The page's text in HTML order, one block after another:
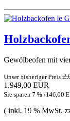
Gewölbeofen mit
Unser bisheriger Preis
1.949,00 EUR
Sie sparen 7 % /146,00
( inkl. 19 % MwSt.